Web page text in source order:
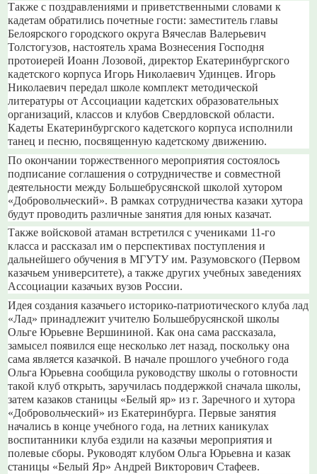
Также с поздравлениями и приветственными словами к
кадетам обратились почетные гости: заместитель главы
Белоярского городского округа Вячеслав Валерьевич
Толстогузов, настоятель храма Вознесения Господня
протоиерей Иоанн Лозовой, директор Екатеринбургского
кадетского корпуса Игорь Николаевич Удинцев. Игорь
Николаевич передал школе комплект методической
литературы от Ассоциации кадетских образовательных
организаций, классов и клубов Свердловской области.
Кадеты Екатеринбургского кадетского корпуса исполнили
танец и песню, посвященную кадетскому движению.
По окончании торжественного мероприятия состоялось
подписание соглашения о сотрудничестве и совместной
деятельности между Большебрусянской школой хутором
«Добровольческий». В рамках сотрудничества казаки хутора
будут проводить различные занятия для юных казачат.
Также войсковой атаман встретился с учениками 11-го
класса и рассказал им о перспективах поступления и
дальнейшего обучения в МГУТУ им. Разумовского (Первом
казачьем университете), а также других учебных заведениях
Ассоциации казачьих вузов России.
Идея создания казачьего историко-патриотического клуба лад
«Лад» принадлежит учителю Большебрусянской школы
Ольге Юрьевне Вершининой. Как она сама рассказала,
замысел появился еще несколько лет назад, поскольку она
сама является казачкой. В начале прошлого учебного года
Ольга Юрьевна сообщила руководству школы о готовности
такой клуб открыть, заручилась поддержкой сначала школы,
затем казаков станицы «Белый яр» из г. Заречного и хутора
«Добровольческий» из Екатеринбурга. Первые занятия
начались в конце учебного года, на летних каникулах
воспитанники клуба ездили на казачьи мероприятия и
полевые сборы. Руководят клубом Ольга Юрьевна и казак
станицы «Белый Яр» Андрей Викторович Стафеев.